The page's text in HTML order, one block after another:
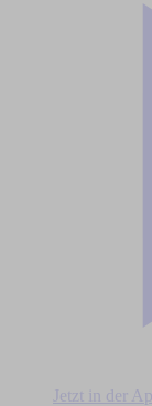
Jetzt in der